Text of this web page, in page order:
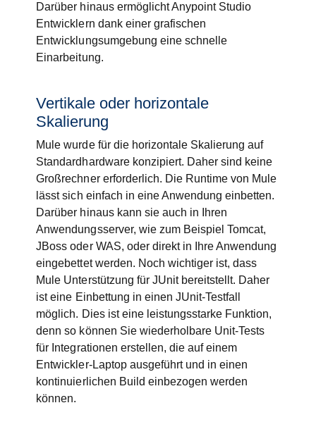
Darüber hinaus ermöglicht Anypoint Studio
Entwicklern dank einer grafischen
Entwicklungsumgebung eine schnelle
Einarbeitung.
Vertikale oder horizontale
Skalierung
Mule wurde für die horizontale Skalierung auf
Standardhardware konzipiert. Daher sind keine
Großrechner erforderlich. Die Runtime von Mule
lässt sich einfach in eine Anwendung einbetten.
Darüber hinaus kann sie auch in Ihren
Anwendungsserver, wie zum Beispiel Tomcat,
JBoss oder WAS, oder direkt in Ihre Anwendung
eingebettet werden. Noch wichtiger ist, dass
Mule Unterstützung für JUnit bereitstellt. Daher
ist eine Einbettung in einen JUnit-Testfall
möglich. Dies ist eine leistungsstarke Funktion,
denn so können Sie wiederholbare Unit-Tests
für Integrationen erstellen, die auf einem
Entwickler-Laptop ausgeführt und in einen
kontinuierlichen Build einbezogen werden
können.